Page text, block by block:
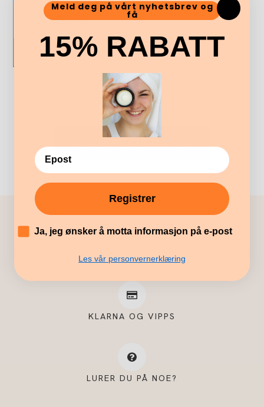
845,00kr760,00
Legg i handlekurv
FRI FRAKT OVER 1.000,-
KLARNA OG VIPPS
LURER DU PÅ NOE?
Meld deg på vårt nyhetsbrev og
få
15% RABATT
Registrer
´ Ja, jeg ønsker å motta informasjon på e-post
Les vår personvernerklæring